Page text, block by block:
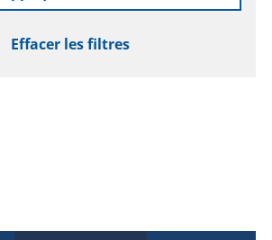
Effacer les filtres